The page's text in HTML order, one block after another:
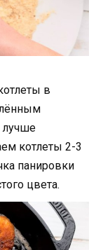
в
лучше
котлеты 2-3
панировки
цвета.